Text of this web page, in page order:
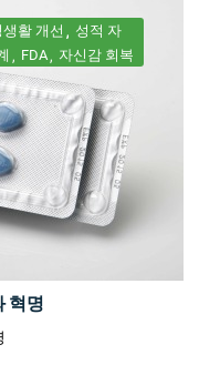
생활 개선
성적 자
FDA 자신감 회복
혁명